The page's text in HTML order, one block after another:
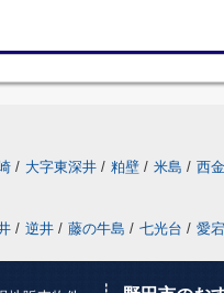
/ 大字東深井 / 粕壁 / 米島 / 西
/ 逆井 / 藤の牛島 / 七光台 / 愛宕